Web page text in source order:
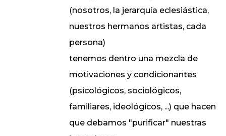
(nosotros, la jerarquía eclesiástica,
nuestros hermanos artistas, cada
persona)
tenemos dentro una mezcla de
motivaciones y condicionantes
(psicológicos, sociológicos,
familiares, ideológicos, ...) que hacen
que debamos "purificar" nuestras